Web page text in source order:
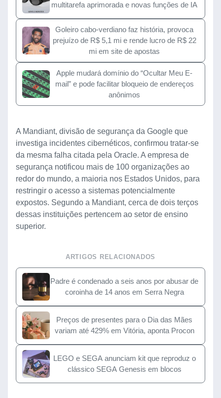
multitarefa aprimorada e novas funções de IA
Goleiro cabo-verdiano faz história, provoca
prejuízo de R$ 5,1 mi e rende lucro de R$ 22
mi em site de apostas
Apple mudará domínio do “Ocultar Meu E-
mail” e pode facilitar bloqueio de endereços
anônimos
A Mandiant, divisão de segurança da Google que
investiga incidentes cibernéticos, confirmou tratar-se
da mesma falha citada pela Oracle. A empresa de
segurança notificou mais de 100 organizações ao
redor do mundo, a maioria nos Estados Unidos, para
restringir o acesso a sistemas potencialmente
expostos. Segundo a Mandiant, cerca de dois terços
dessas instituições pertencem ao setor de ensino
superior.
ARTIGOS RELACIONADOS
Padre é condenado a seis anos por abusar de
coroinha de 14 anos em Serra Negra
Preços de presentes para o Dia das Mães
variam até 429% em Vitória, aponta Procon
LEGO e SEGA anunciam kit que reproduz o
clássico SEGA Genesis em blocos